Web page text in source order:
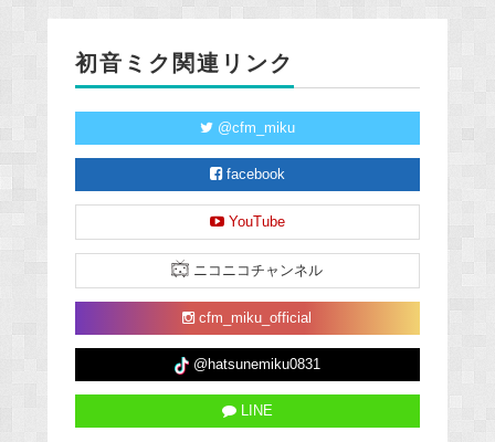
初音ミク関連リンク
@cfm_miku
facebook
YouTube
ニコニコチャンネル
cfm_miku_official
@hatsunemiku0831
LINE